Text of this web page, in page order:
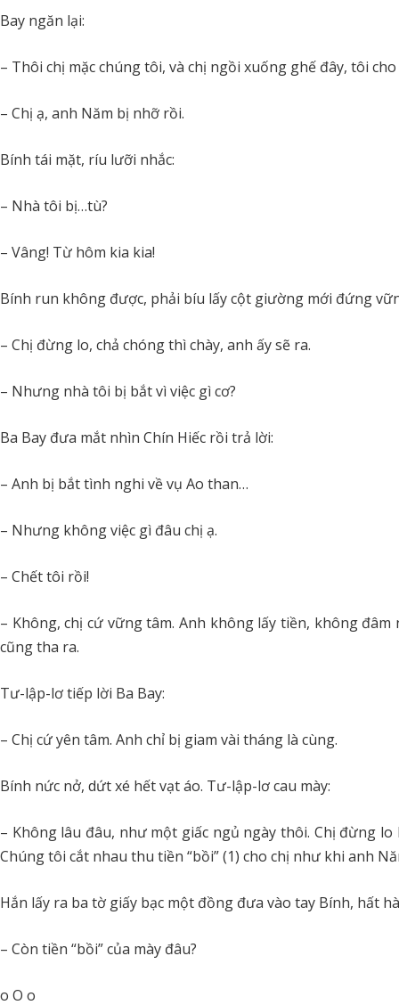
Bay ngăn lại:
– Thôi chị mặc chúng tôi, và chị ngồi xuống ghế đây, tôi
– Chị ạ, anh Năm bị nhỡ rồi.
Bính tái mặt, ríu lưỡi nhắc:
– Nhà tôi bị…tù?
– Vâng! Từ hôm kia kia!
Bính run không được, phải bíu lấy cột giường mới đứng
– Chị đừng lo, chả chóng thì chày, anh ấy sẽ ra.
– Nhưng nhà tôi bị bắt vì việc gì cơ?
Ba Bay đưa mắt nhìn Chín Hiếc rồi trả lời:
– Anh bị bắt tình nghi về vụ Ao than…
– Nhưng không việc gì đâu chị ạ.
– Chết tôi rồi!
– Không, chị cứ vững tâm. Anh không lấy tiền, không
cũng tha ra.
Tư-lập-lơ tiếp lời Ba Bay:
– Chị cứ yên tâm. Anh chỉ bị giam vài tháng là cùng.
Bính nức nở, dứt xé hết vạt áo. Tư-lập-lơ cau mày:
– Không lâu đâu, như một giấc ngủ ngày thôi. Chị đừng
Chúng tôi cắt nhau thu tiền “bồi” (1) cho chị như khi anh
Hắn lấy ra ba tờ giấy bạc một đồng đưa vào tay Bính, hất
– Còn tiền “bồi” của mày đâu?
o O o